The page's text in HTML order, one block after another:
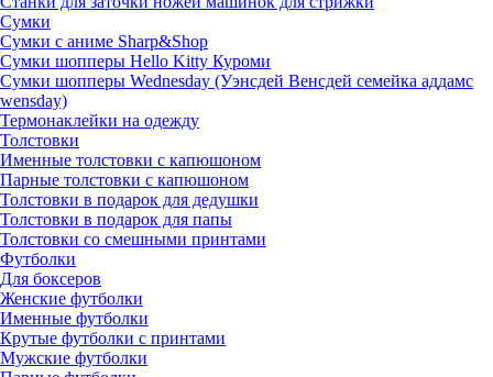
Сумки
Сумки с аниме Sharp&Shop
Сумки шопперы Hello Kitty Куроми
Сумки шопперы Wednesday (Уэнсдей Венсдей семейка аддамс
wensday)
Термонаклейки на одежду
Толстовки
Именные толстовки с капюшоном
Парные толстовки с капюшоном
Толстовки в подарок для дедушки
Толстовки в подарок для папы
Толстовки со смешными принтами
Футболки
Для боксеров
Женские футболки
Именные футболки
Крутые футболки с принтами
Мужские футболки